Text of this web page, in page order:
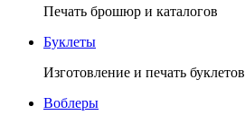
Печать брошюр и каталогов
Буклеты
Изготовление и печать буклетов
Воблеры